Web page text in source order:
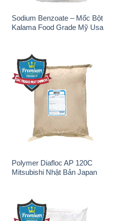
Sodium Benzoate – Mốc Bột
Kalama Food Grade Mỹ Usa
Polymer Diafloc AP 120C
Mitsubishi Nhật Bản Japan